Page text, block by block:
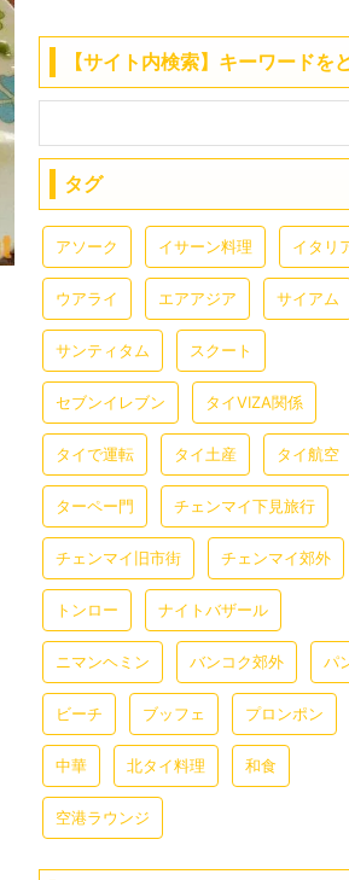
【サイト内検索】キーワードを
タグ
アソーク イサーン料理 イタリ
ウアライ エアアジア サイアム
サンティタム スクート
セブンイレブン タイVIZA関係
タイで運転 タイ土産 タイ航空
ターペー門 チェンマイ下見旅行
チェンマイ旧市街 チェンマイ郊外
トンロー ナイトバザール
ニマンヘミン バンコク郊外 パ
ビーチ ブッフェ プロンポン
中華 北タイ料理 和食
空港ラウンジ